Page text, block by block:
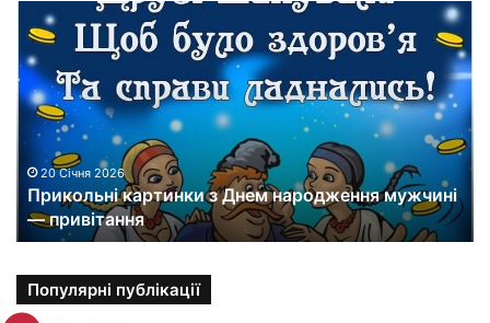
и
к
о
а
и
20 Січня 2026
Прикольні картинки з Днем народження мужчині
— привітання
Популярні публікації